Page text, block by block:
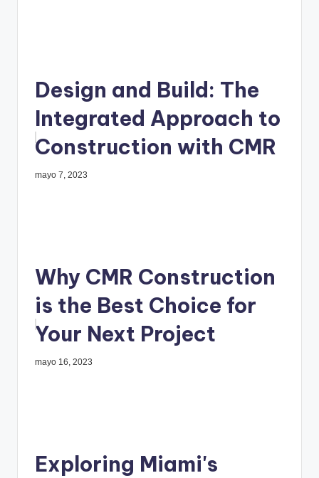
Design and Build: The
Integrated Approach to
Construction with CMR
mayo 7, 2023
Why CMR Construction
is the Best Choice for
Your Next Project
mayo 16, 2023
Exploring Miami's